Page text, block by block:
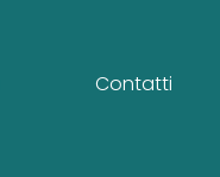
Contatti